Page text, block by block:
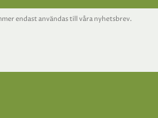
endast användas till våra nyhetsbrev.